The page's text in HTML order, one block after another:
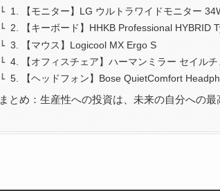
1. 【モニター】LG ウルトラワイドモニター
2. 【キーボード】HHKB Professional HYBRID
3. 【マウス】Logicool MX Ergo S
4. 【オフィスチェア】ハーマンミラー セイルチ
5. 【ヘッドフォン】Bose QuietComfort
まとめ：生産性への投資は、未来の自分への最